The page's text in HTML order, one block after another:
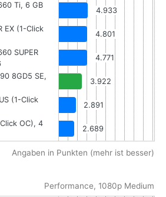
Ti, 6 GB
4.933
EX (1-Click
4.801
SUPER
4.771
8GD5 SE,
3.922
(1-Click
2.891
OC), 4
2.689
Angaben in Punkten (mehr ist besser)
Performance, 1080p Medium